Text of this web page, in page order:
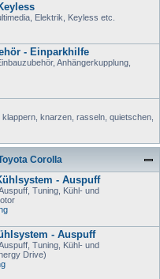
Elektrik, Keyless etc.
- Einparkhilfe
Anhängerkupplung,
knarzen, rasseln, quietschen,
Corolla
- Auspuff
Tuning, Kühl- und
- Auspuff
Tuning, Kühl- und
Drive)